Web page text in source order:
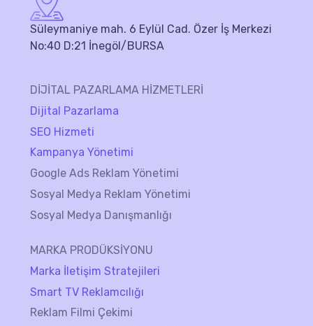
Süleymaniye mah. 6 Eylül Cad. Özer İş Merkezi
No:40 D:21 İnegöl/BURSA
DİJİTAL PAZARLAMA HİZMETLERİ
Dijital Pazarlama
SEO Hizmeti
Kampanya Yönetimi
Google Ads Reklam Yönetimi
Sosyal Medya Reklam Yönetimi
Sosyal Medya Danışmanlığı
MARKA PRODÜKSİYONU
Marka İletişim Stratejileri
Smart TV Reklamcılığı
Reklam Filmi Çekimi